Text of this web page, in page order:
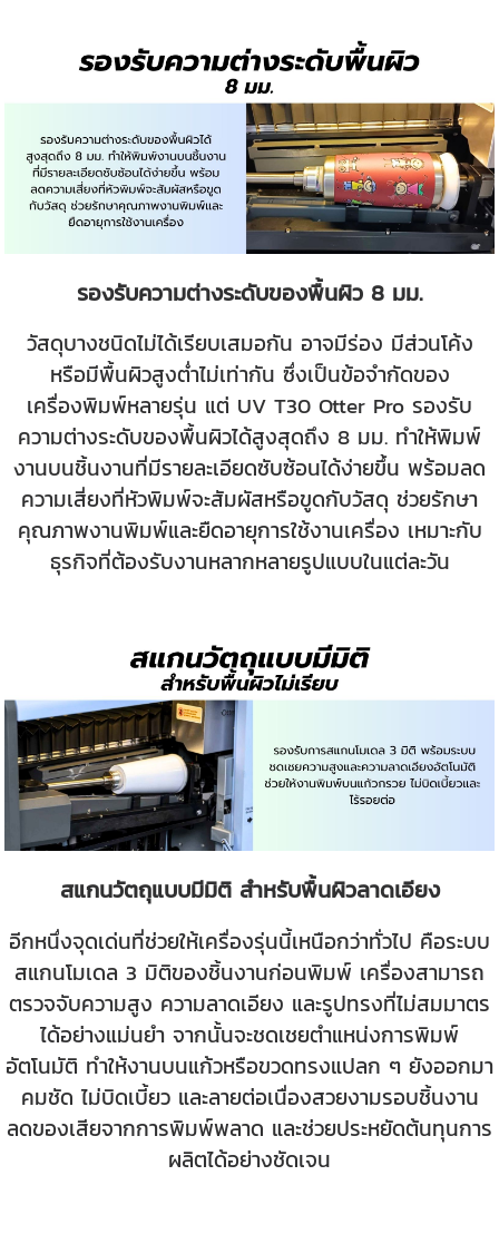
รองรับความต่างระดับของพื้นผิว 8 มม.
วัสดุบางชนิดไม่ได้เรียบเสมอกัน อาจมีร่อง มีส่วนโค้ง
หรือมีพื้นผิวสูงต่ำไม่เท่ากัน ซึ่งเป็นข้อจำกัดของ
เครื่องพิมพ์หลายรุ่น แต่ UV T30 Otter Pro รองรับ
ความต่างระดับของพื้นผิวได้สูงสุดถึง 8 มม. ทำให้พิมพ์
งานบนชิ้นงานที่มีรายละเอียดซับซ้อนได้ง่ายขึ้น พร้อมลด
ความเสี่ยงที่หัวพิมพ์จะสัมผัสหรือขูดกับวัสดุ ช่วยรักษา
คุณภาพงานพิมพ์และยืดอายุการใช้งานเครื่อง เหมาะกับ
ธุรกิจที่ต้องรับงานหลากหลายรูปแบบในแต่ละวัน
สแกนวัตถุแบบมีมิติ สำหรับพื้นผิวลาดเอียง
อีกหนึ่งจุดเด่นที่ช่วยให้เครื่องรุ่นนี้เหนือกว่าทั่วไป คือระบบ
สแกนโมเดล 3 มิติของชิ้นงานก่อนพิมพ์ เครื่องสามารถ
ตรวจจับความสูง ความลาดเอียง และรูปทรงที่ไม่สมมาตร
ได้อย่างแม่นยำ จากนั้นจะชดเชยตำแหน่งการพิมพ์
อัตโนมัติ ทำให้งานบนแก้วหรือขวดทรงแปลก ๆ ยังออกมา
คมชัด ไม่บิดเบี้ยว และลายต่อเนื่องสวยงามรอบชิ้นงาน
ลดของเสียจากการพิมพ์พลาด และช่วยประหยัดต้นทุนการ
ผลิตได้อย่างชัดเจน